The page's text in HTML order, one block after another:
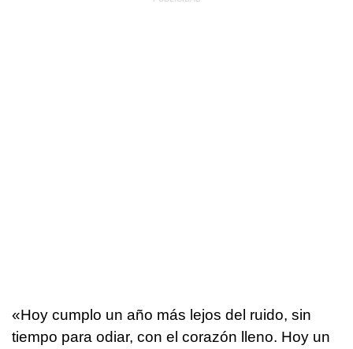
«Hoy cumplo un año más lejos del ruido, sin
tiempo para odiar, con el corazón lleno. Hoy un